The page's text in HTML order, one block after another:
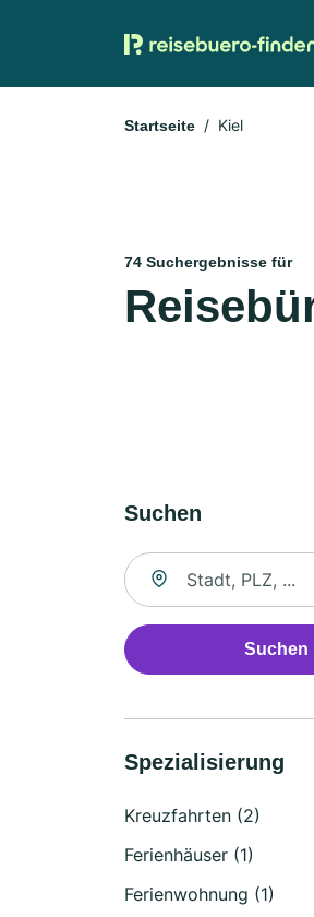
Startseite Kiel
74 Suchergebnisse für
Suchen
Suche nach Ort
Suchen
Spezialisierung
Kreuzfahrten (2)
Ferienhäuser (1)
Ferienwohnung (1)